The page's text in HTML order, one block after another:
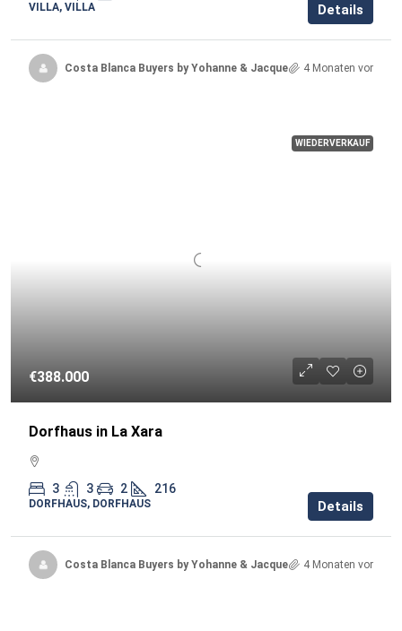
VILLA, VILLA Details
Costa Blanca Buyers by Yohanne & Jacqueline4 Monaten vor
WIEDERVERKAUF
€388.000
Dorfhaus in La Xara
3 3 2 216
DORFHAUS, DORFHAUS Details
Costa Blanca Buyers by Yohanne & Jacqueline4 Monaten vor